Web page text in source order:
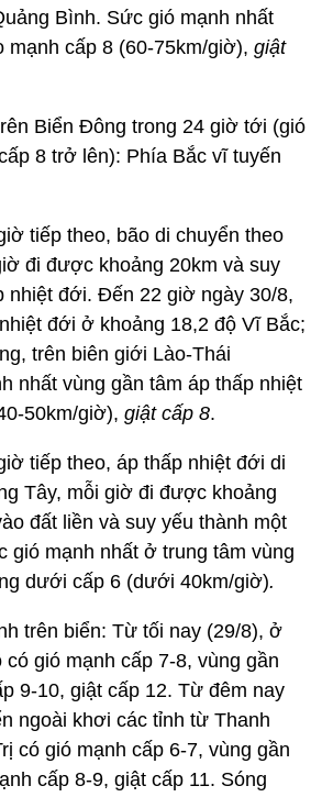
Bình. Sức gió mạnh nhất
mạnh cấp 8 (60-75km/giờ), giật
Biển Đông trong 24 giờ tới (gió
8 trở lên): Phía Bắc vĩ tuyến
tiếp theo, bão di chuyển theo
đi được khoảng 20km và suy
nhiệt đới. Đến 22 giờ ngày 30/8,
đới ở khoảng 18,2 độ Vĩ Bắc;
trên biên giới Lào-Thái
nhất vùng gần tâm áp thấp nhiệt
50km/giờ), giật cấp 8.
tiếp theo, áp thấp nhiệt đới di
Tây, mỗi giờ đi được khoảng
đất liền và suy yếu thành một
gió mạnh nhất ở trung tâm vùng
dưới cấp 6 (dưới 40km/giờ).
trên biển: Từ tối nay (29/8), ở
có gió mạnh cấp 7-8, vùng gần
9-10, giật cấp 12. Từ đêm nay
ngoài khơi các tỉnh từ Thanh
có gió mạnh cấp 6-7, vùng gần
cấp 8-9, giật cấp 11. Sóng